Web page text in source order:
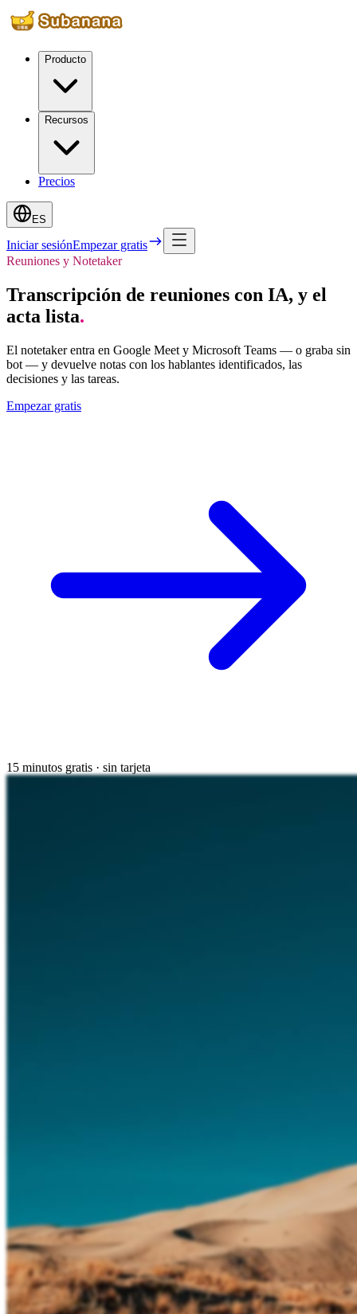
Producto
Recursos
Precios
ES
Iniciar sesiónEmpezar gratis
Reuniones y Notetaker
Transcripción de reuniones con IA, y el
acta lista.
El notetaker entra en Google Meet y Microsoft Teams — o graba sin
bot — y devuelve notas con los hablantes identificados, las
decisiones y las tareas.
Empezar gratis
15 minutos gratis · sin tarjeta